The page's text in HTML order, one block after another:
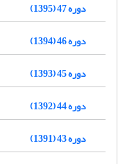
دوره 47 (1395)
دوره 46 (1394)
دوره 45 (1393)
دوره 44 (1392)
دوره 43 (1391)